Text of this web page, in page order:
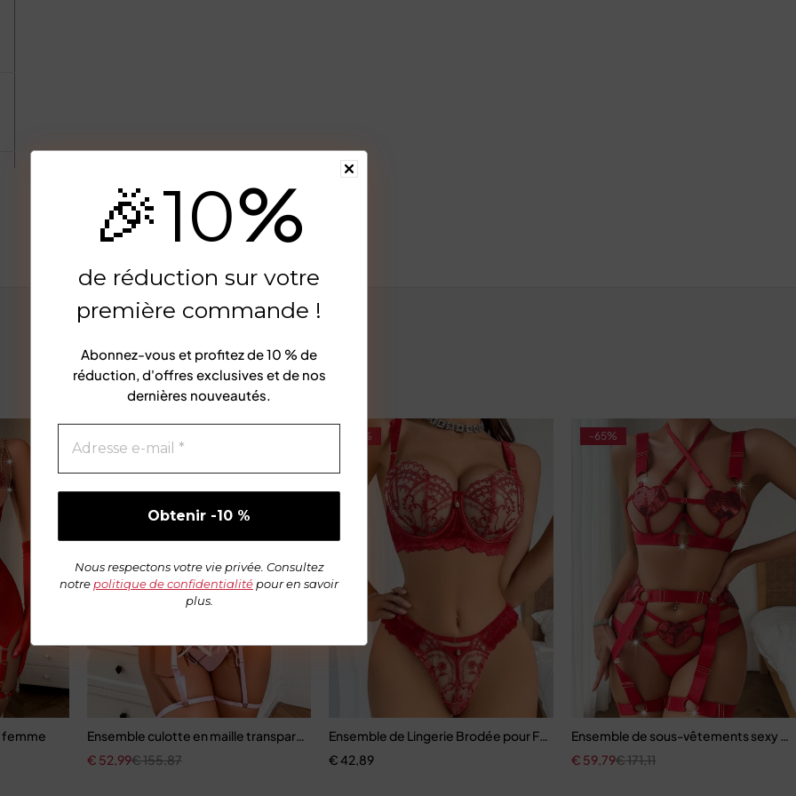
🎉10%
de réduction sur votre
première commande !
Abonnez-vous et profitez de10 % de
réduction, d'offres exclusives et de nos
dernières nouveautés.
Nous respectons votre vie privée. Consultez
notre politique de confidentialité pour en savoir
plus.
Afficher plus
gorge découpé
femme
Ensemble culotte en maille transparente, nouvelle mode
€155,87
€ 52,99
-13%
Ensemble de Lingerie Brodée pour Femme, Soutien-Gorge et Culotte
€42,89
-65%
Ensemble de sous-vêtements sexy à
€171,11
€ 59,79